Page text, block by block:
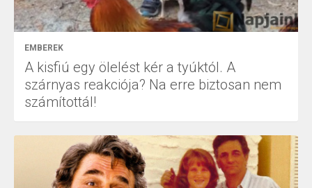
EMBEREK
A kisfiú egy ölelést kér a tyúktól. A
szárnyas reakciója? Na erre biztosan nem
számítottál!